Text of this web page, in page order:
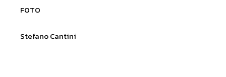
FOTO
Stefano Cantini